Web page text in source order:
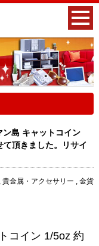
島 キャットコイン
頂きました。リサイ
貴金属・アクセサリー , 金貨
コイン 1/5oz 約